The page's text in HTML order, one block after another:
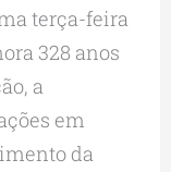
terça-feira
328 anos
a
em
da